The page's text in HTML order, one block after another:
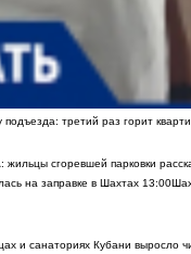
третий раз горит
сгоревшей парковки
на заправке в Шахтах 13:00
и санаториях Кубани выросло